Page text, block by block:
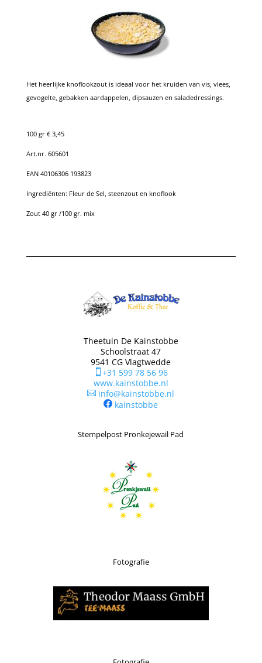
Het heerlijke knoflookzout is ideaal voor het kruiden van vis, vlees,
gevogelte, gebakken aardappelen, dipsauzen en saladedressings.
100 gr € 3,45
Art.nr. 605601
EAN 40106306 193823
Ingrediënten: Fleur de Sel, steenzout en knoflook
Zout 40 gr /100 gr. mix
Theetuin De Kainstobbe
Schoolstraat 47
9541 CG Vlagtwedde
+31 599 78 56 96
www.kainstobbe.nl
 info@kainstobbe.nl
kainstobbe
Stempelpost Pronkejewail Pad
Fotografie